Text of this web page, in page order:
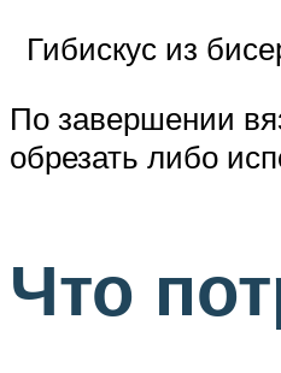
Гибискус из
По завершении
обрезать либо
Что